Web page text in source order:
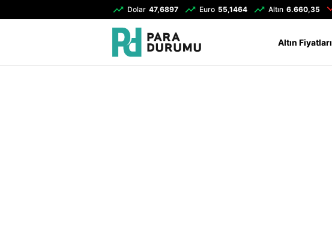
Dolar 47,6897 Euro 55,1464 Altın 6.660,35
Altın Fiyatları